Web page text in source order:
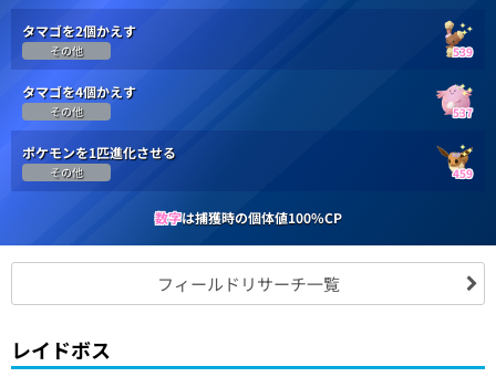
タマゴを2個かえす
その他 539
タマゴを4個かえす
その他 537
ポケモンを1匹進化させる
その他 459
数字は捕獲時の個体値100%CP
フィールドリサーチ一覧
レイドボス